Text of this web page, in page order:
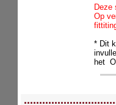
Deze
Op
* Dit
het